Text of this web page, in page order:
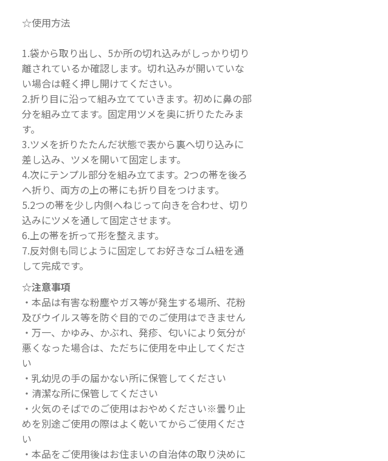
☆使用方法
1.袋から取り出し、5か所の切れ込みがしっかり切り
離されているか確認します。切れ込みが開いていな
い場合は軽く押し開けてください。
2.折り目に沿って組み立てていきます。初めに鼻の部
分を組み立てます。固定用ツメを奥に折りたたみま
す。
3.ツメを折りたたんだ状態で表から裏へ切り込みに
差し込み、ツメを開いて固定します。
4.次にテンプル部分を組み立てます。2つの帯を後ろ
へ折り、両方の上の帯にも折り目をつけます。
5.2つの帯を少し内側へねじって向きを合わせ、切り
込みにツメを通して固定させます。
6.上の帯を折って形を整えます。
7.反対側も同じように固定してお好きなゴム紐を通
して完成です。
☆注意事項
・本品は有害な粉塵やガス等が発生する場所、花粉
及びウイルス等を防ぐ目的でのご使用はできません
・万一、かゆみ、かぶれ、発疹、匂いにより気分が
悪くなった場合は、ただちに使用を中止してくださ
い
・乳幼児の手の届かない所に保管してください
・清潔な所に保管してください
・火気のそばでのご使用はおやめください※曇り止
めを別途ご使用の際はよく乾いてからご使用くださ
い
・本品をご使用後はお住まいの自治体の取り決めに